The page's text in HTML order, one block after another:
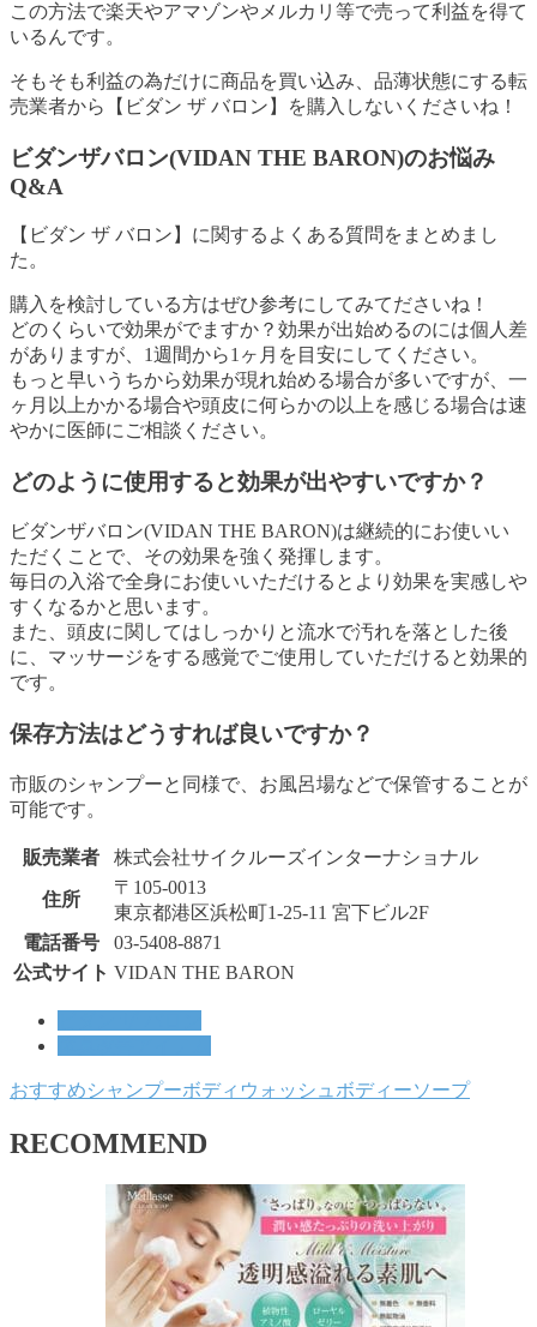
この方法で楽天やアマゾンやメルカリ等で売って利益を得て
いるんです。
そもそも利益の為だけに商品を買い込み、品薄状態にする転
売業者から
【ビダン ザ バロン】 を購入しないくださいね！
ビダンザバロン(VIDAN THE BARON)のお悩み
Q&A
【ビダン ザ バロン】に関するよくある質問をまとめまし
た。
購入を検討している方はぜひ参考にしてみてださいね！
どのくらいで効果がでますか？効果が出始めるのには個人差
がありますが、1週間から1ヶ月を目安にしてください。
もっと早いうちから効果が現れ始める場合が多いですが、一
ヶ月以上かかる場合や頭皮に何らかの以上を感じる場合は速
やかに医師にご相談ください。
どのように使用すると効果が出やすいですか？
ビダンザバロン(VIDAN THE BARON)は継続的にお使いい
ただくことで、その効果を強く発揮します。
毎日の入浴で全身にお使いいただけるとより効果を実感しや
すくなるかと思います。
また、頭皮に関してはしっかりと流水で汚れを落とした後
に、マッサージをする感覚でご使用していただけると効果的
です。
保存方法はどうすれば良いですか？
市販のシャンプーと同様で、お風呂場などで保管することが
可能です。
販売業者 株式会社サイクルーズインターナショナル
住所
〒105-0013
東京都港区浜松町1-25-11 宮下ビル2F
電話番号
03-5408-8871
公式サイト VIDAN THE BARON
おすすめシャンプーボディウォッシュ ボディーソープ
RECOMMEND